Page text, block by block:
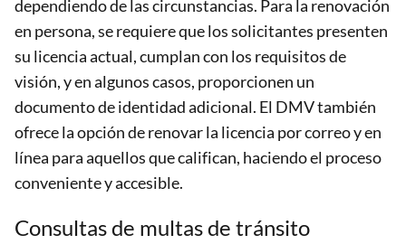
dependiendo de las circunstancias. Para la renovación
en persona, se requiere que los solicitantes presenten
su licencia actual, cumplan con los requisitos de
visión, y en algunos casos, proporcionen un
documento de identidad adicional. El DMV también
ofrece la opción de renovar la licencia por correo y en
línea para aquellos que califican, haciendo el proceso
conveniente y accesible.
Consultas de multas de tránsito